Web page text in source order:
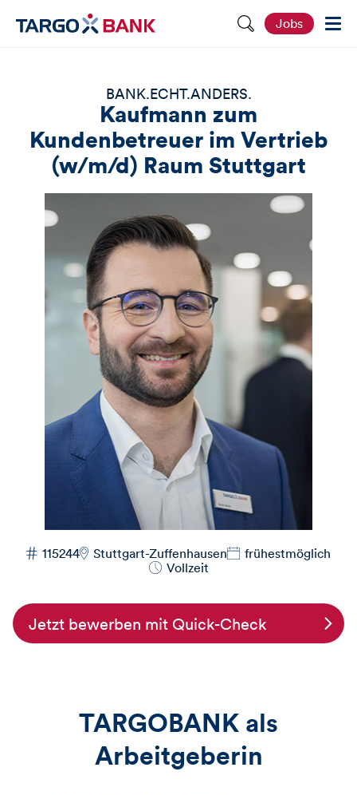
S
e
u
r
c
h
u
c
Jobs
BANK.ECHT.ANDERS.
Kaufmann zum
Kundenbetreuer im Vertrieb
(w/m/d) Raum Stuttgart
115244 Stuttgart-Zuffenhausen
frühestmöglich
Vollzeit
Jetzt bewerben mit Quick-Check
TARGOBANK als
Arbeitgeberin